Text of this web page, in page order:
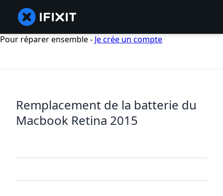
Pour réparer ensemble - Je crée un compte
Remplacement de la batterie du
Macbook Retina 2015